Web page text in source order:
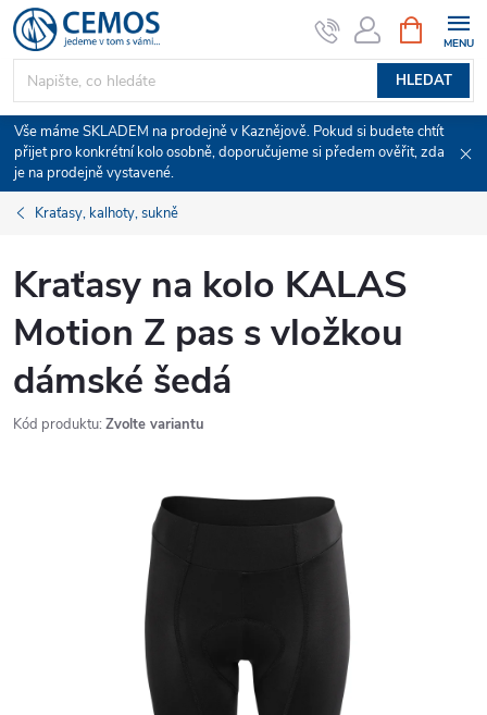
Přejít
na
obsah
HLEDAT
NÁKUPNÍ
KOŠÍK
Vše máme SKLADEM na prodejně v Kaznějově. Pokud si budete chtít
přijet pro konkrétní kolo osobně, doporučujeme si předem ověřit, zda
je na prodejně vystavené.
Kraťasy, kalhoty, sukně
Kraťasy na kolo KALAS
Motion Z pas s vložkou
dámské šedá
Kód produktu: Zvolte variantu